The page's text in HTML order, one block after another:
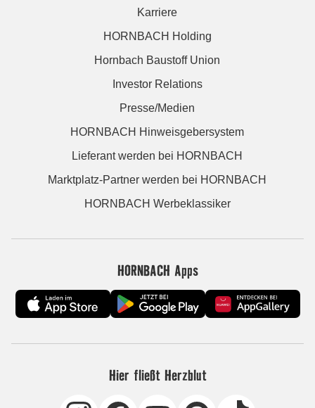
Karriere
HORNBACH Holding
Hornbach Baustoff Union
Investor Relations
Presse/Medien
HORNBACH Hinweisgebersystem
Lieferant werden bei HORNBACH
Marktplatz-Partner werden bei HORNBACH
HORNBACH Werbeklassiker
HORNBACH Apps
Hier fließt Herzblut